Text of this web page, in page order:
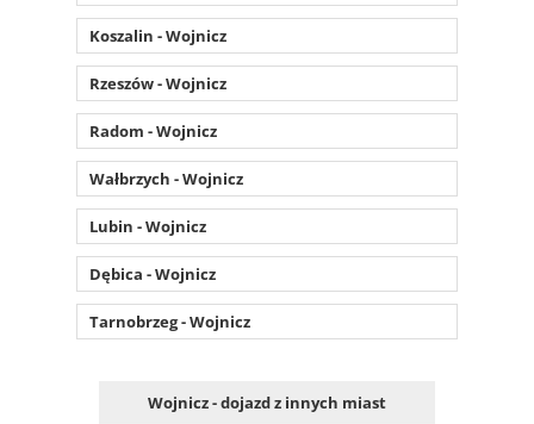
Koszalin - Wojnicz
Rzeszów - Wojnicz
Radom - Wojnicz
Wałbrzych - Wojnicz
Lubin - Wojnicz
Dębica - Wojnicz
Tarnobrzeg - Wojnicz
Wojnicz - dojazd z innych miast